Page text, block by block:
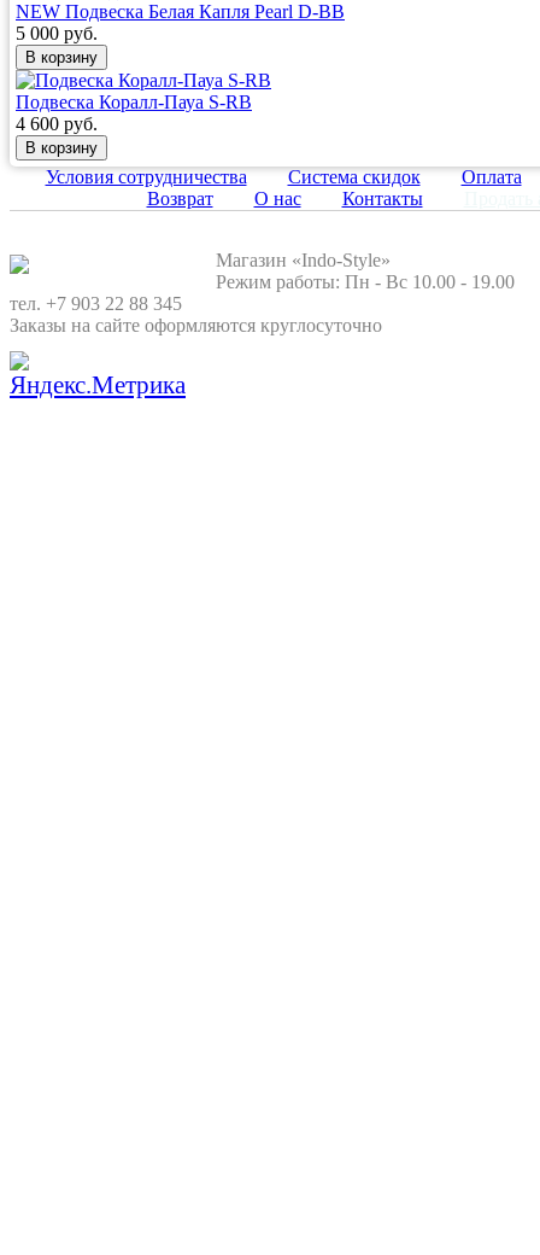
NEW Подвеска Белая Капля Pearl D-BB
5 000 руб.
Подвеска Коралл-Пауа S-RB
4 600 руб.
Условия сотрудничества Система скидок
Оплата
Возврат
О нас Контакты
Магазин «Indo-Style»
Режим работы: Пн - Вс 10.00 - 19.00
тел. +7 903 22 88 345
Заказы на сайте оформляются круглосуточно